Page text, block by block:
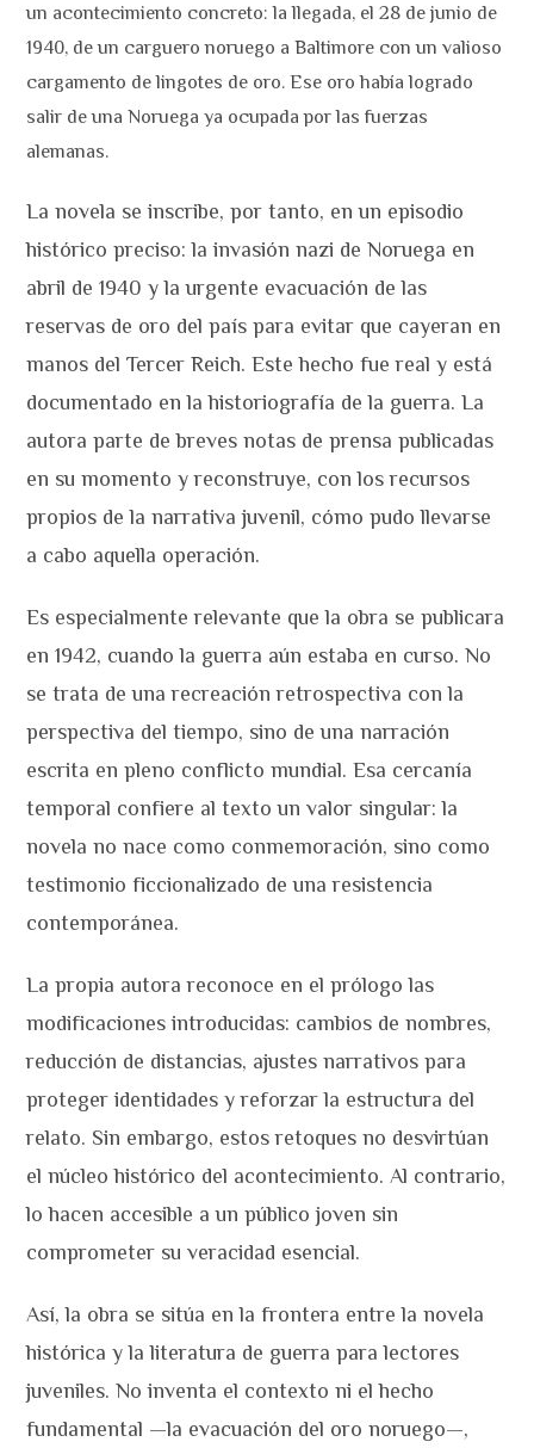
un acontecimiento concreto: la llegada, el 28 de junio de
1940, de un carguero noruego a Baltimore con un valioso
cargamento de lingotes de oro. Ese oro había logrado
salir de una Noruega ya ocupada por las fuerzas
alemanas.
La novela se inscribe, por tanto, en un episodio
histórico preciso: la invasión nazi de Noruega en
abril de 1940 y la urgente evacuación de las
reservas de oro del país para evitar que cayeran en
manos del Tercer Reich. Este hecho fue real y está
documentado en la historiografía de la guerra. La
autora parte de breves notas de prensa publicadas
en su momento y reconstruye, con los recursos
propios de la narrativa juvenil, cómo pudo llevarse
a cabo aquella operación.
Es especialmente relevante que la obra se publicara
en 1942, cuando la guerra aún estaba en curso. No
se trata de una recreación retrospectiva con la
perspectiva del tiempo, sino de una narración
escrita en pleno conflicto mundial. Esa cercanía
temporal confiere al texto un valor singular: la
novela no nace como conmemoración, sino como
testimonio ficcionalizado de una resistencia
contemporánea.
La propia autora reconoce en el prólogo las
modificaciones introducidas: cambios de nombres,
reducción de distancias, ajustes narrativos para
proteger identidades y reforzar la estructura del
relato. Sin embargo, estos retoques no desvirtúan
el núcleo histórico del acontecimiento. Al contrario,
lo hacen accesible a un público joven sin
comprometer su veracidad esencial.
Así, la obra se sitúa en la frontera entre la novela
histórica y la literatura de guerra para lectores
juveniles. No inventa el contexto ni el hecho
fundamental —la evacuación del oro noruego—,